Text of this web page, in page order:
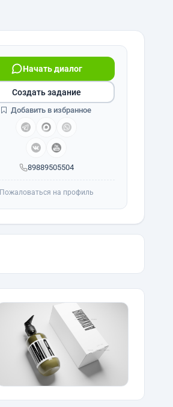
89889505504
Начать диалог
Создать задание
Добавить в избранное
Пожаловаться на профиль